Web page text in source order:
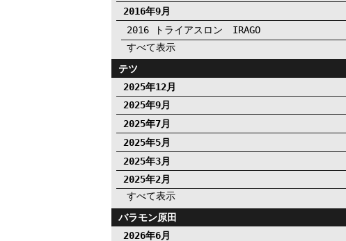
2016年9月
2016 トライアスロン IRAGO
すべて表示
テツ
2025年12月
2025年9月
2025年7月
2025年5月
2025年3月
2025年2月
すべて表示
バラモン原田
2026年6月